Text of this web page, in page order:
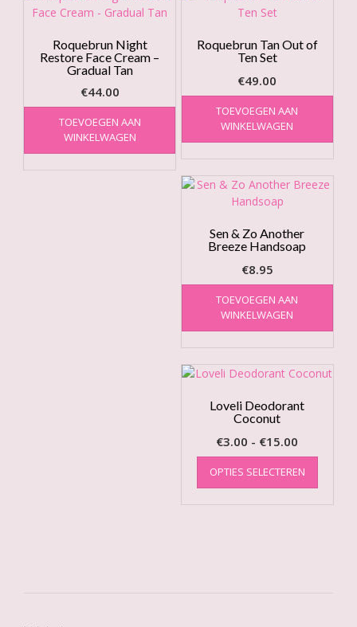
Roquebrun Night
Restore Face Cream –
Gradual Tan
€44.00
TOEVOEGEN AAN
WINKELWAGEN
Roquebrun Tan Out of
Ten Set
€49.00
TOEVOEGEN AAN
WINKELWAGEN
Sen & Zo Another
Breeze Handsoap
€8.95
TOEVOEGEN AAN
WINKELWAGEN
Loveli Deodorant
Coconut
€3.00 - €15.00
€3.00
tot
€15.00
OPTIES SELECTEREN
Dit
heeft